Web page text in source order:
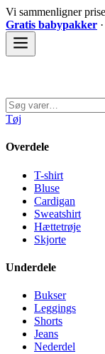
Spring
til
indhold
Vi sammenligner
Gratis babypakker ·
Søg
efter:
Tøj
Overdele
T-shirt
Bluse
Cardigan
Sweatshirt
Hættetrøje
Skjorte
Underdele
Bukser
Leggings
Shorts
Jeans
Nederdel